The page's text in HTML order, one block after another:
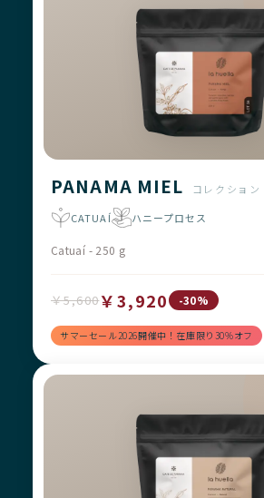
PANAMA MIEL
コレクション
CATUAÍ
ハニープロセス
Catuaí - 250 g
￥5,600￥3,920 -30%
サマーセール2026開催中！在庫限り30%オフ